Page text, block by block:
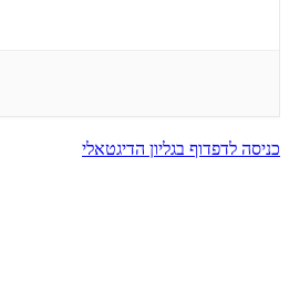
כניסה לדפדוף בגליון הדיגטאלי